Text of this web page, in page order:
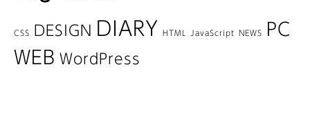
CSS DESIGN DIARY HTML JavaScript NEWS PC
WEB WordPress